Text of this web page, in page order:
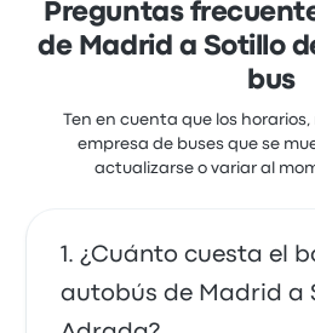
elegir asiento, todo genial la
Fatima Eliana J.
6 de septiembre de 2025
5.0 de 5 estrellas
Grupo Samar
Preguntas
de Madrid a Sotillo
bus
Ten en cuenta que los
empresa de buses que se
actualizarse o variar al
¿Cuánto cuesta el
autobús de Madrid a